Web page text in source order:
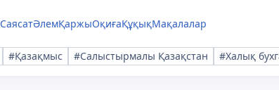
СаясатӘлемҚаржыОқиғаҚұқықМақалалар
#Қазақмыс #Салыстырмалы Қазақстан #Халық